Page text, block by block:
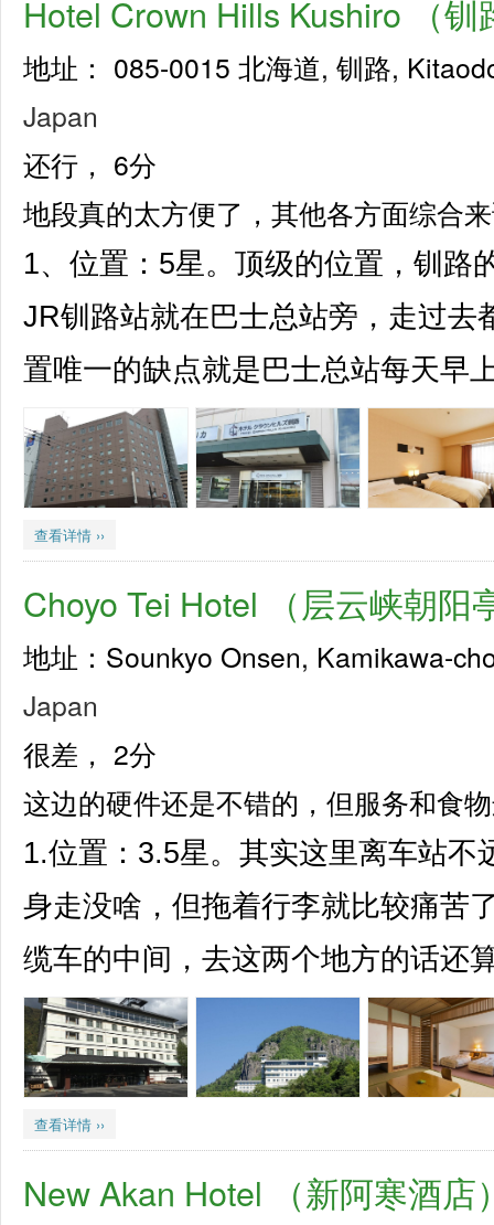
Hotel Crown Hills Kushiro （
地址： 085-0015 北海道, 钏路,
Japan
还行， 6分
地段真的太方便了，其他各方面综合
1、位置：5星。顶级的位置，钏路
JR钏路站就在巴士总站旁，走过去
置唯一的缺点就是巴士总站每天早
查看详情 ››
Choyo Tei Hotel （层云峡朝阳
地址：Sounkyo Onsen, Kamikawa-
Japan
很差， 2分
这边的硬件还是不错的，但服务和食
1.位置：3.5星。其实这里离车站不
身走没啥，但拖着行李就比较痛苦
缆车的中间，去这两个地方的话还
查看详情 ››
New Akan Hotel （新阿寒酒店